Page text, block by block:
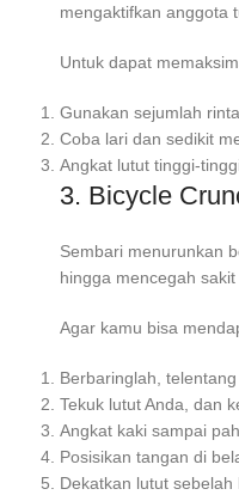
mengaktifkan anggota
Untuk dapat
Gunakan sejumlah
Coba lari dan sedikit
Angkat lutut tinggi-
3. Bicycle
Sembari menurunkan
hingga mencegah
Agar kamu bisa
Berbaringlah,
Tekuk lutut Anda, dan
Angkat kaki sampai
Posisikan tangan di
Dekatkan lutut